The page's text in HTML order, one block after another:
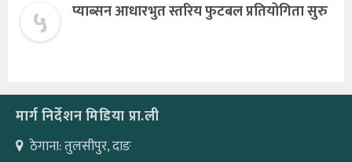
५ प्याब्सन आधारभुत स्तरिय फुटबल प्रतियोगिता सुरु
मार्ग निर्देशन मिडिया प्रा.ली
ठेगाना: तुलसीपुर, दाङ